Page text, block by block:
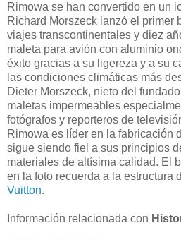
Rimowa se han convertido en un
Richard Morszeck lanzó el primer
viajes transcontinentales y diez
maleta para avión con aluminio
éxito gracias a su ligereza y a su
las condiciones climáticas más
Dieter Morszeck, nieto del
maletas impermeables
fotógrafos y reporteros de
Rimowa es líder en la fabricación
sigue siendo fiel a sus principios
materiales de altísima calidad. El
en la foto recuerda a la estructura
Vuitton.
Información relacionada con